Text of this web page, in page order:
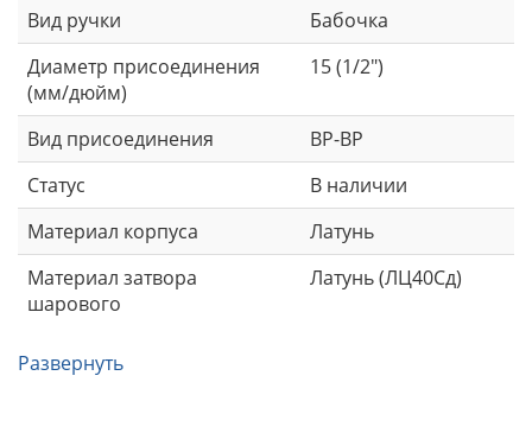
Вид ручки
Бабочка
Диаметр присоединения
(мм/дюйм)
15 (1/2")
Вид присоединения
ВР-ВР
Статус
В наличии
Материал корпуса
Латунь
Материал затвора
шарового
Латунь (ЛЦ40Сд)
Развернуть